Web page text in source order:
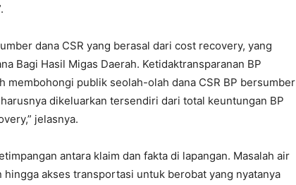
dana CSR yang berasal dari cost recovery, yang
Bagi Hasil Migas Daerah. Ketidaktransparanan BP
membohongi publik seolah-olah dana CSR BP bersumber
dikeluarkan tersendiri dari total keuntungan BP
jelasnya.
antara klaim dan fakta di lapangan. Masalah air
akses transportasi untuk berobat yang nyatanya